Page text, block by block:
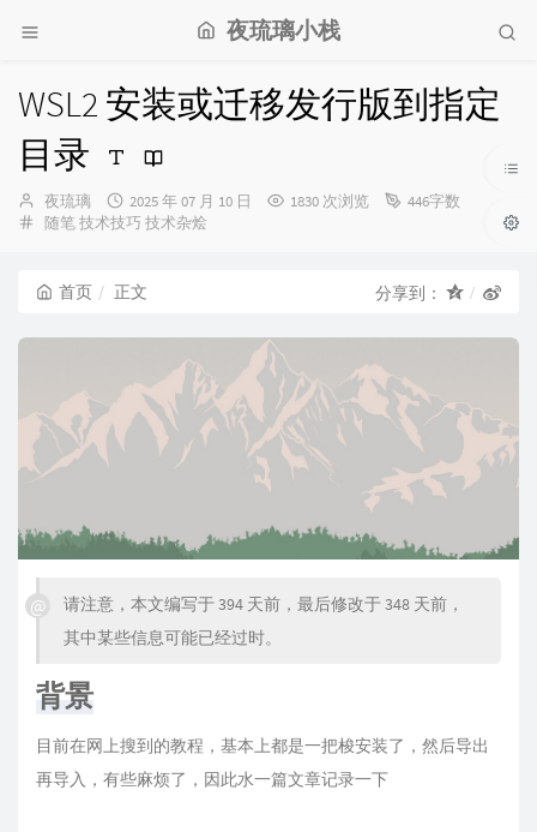
夜琉璃小栈
WSL2 安装或迁移发行版到指定
目录
博
主：
夜琉璃
发
布
2025 年 07 月 10 日 1830 次浏览
446字数
分
随笔技术技巧 技术杂烩
首页 正文 分享到：
请注意，本文编写于 394 天前，最后修改于 348 天前，
其中某些信息可能已经过时。
背景
目前在网上搜到的教程，基本上都是一把梭安装了，然后导出
再导入，有些麻烦了，因此水一篇文章记录一下